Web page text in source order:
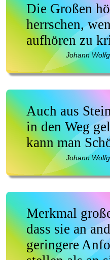
Die Großen
herrschen,
aufhören zu
Johann
Auch aus
in den Weg
kann man
Johann
Merkmal
dass sie an
geringere